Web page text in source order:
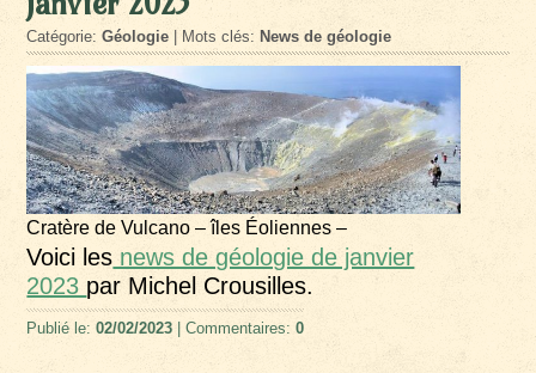
Catégorie:Géologie | Mots clés: News de géologie
Cratère de Vulcano – îles Éoliennes –
Voici les news de géologie de janvier
2023 par Michel Crousilles.
Publié le:02/02/2023 | Commentaires:0